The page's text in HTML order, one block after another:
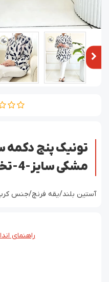
تونیک پنج دکمه
مشکی سایز-4-تخفیفی
آستین بلند/یقه فرنچ/جنس کرپ
راهنمای